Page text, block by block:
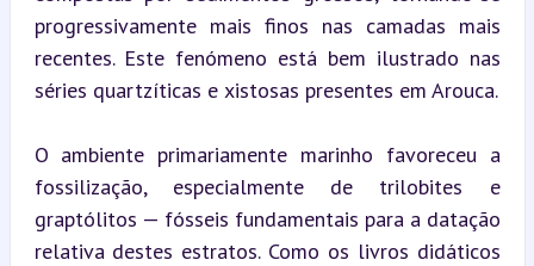
progressivamente mais finos nas camadas mais
recentes. Este fenómeno está bem ilustrado nas
séries quartzíticas e xistosas presentes em Arouca.
O ambiente primariamente marinho favoreceu a
fossilização, especialmente de trilobites e
graptólitos — fósseis fundamentais para a datação
relativa destes estratos. Como os livros didáticos